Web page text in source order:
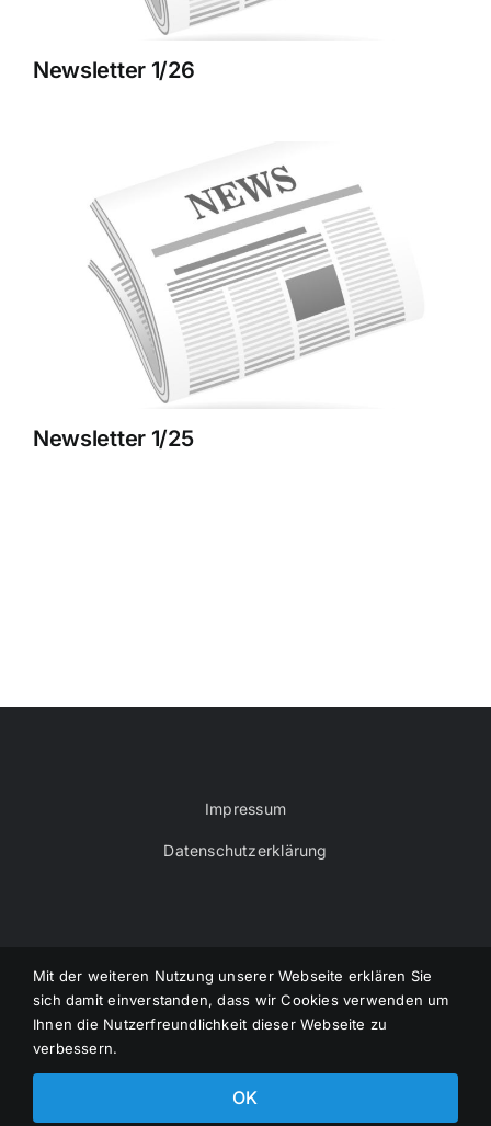
Newsletter 1/26
Newsletter 1/25
Impressum
Datenschutzerklärung
© VOEMEC - Verband der Österreichischen
Modelleisenbahnclubs | Powered by
Facebook
Mit der weiteren Nutzung unserer Webseite erklären Sie
sich damit einverstanden, dass wir Cookies verwenden um
Ihnen die Nutzerfreundlichkeit dieser Webseite zu
verbessern.
OK